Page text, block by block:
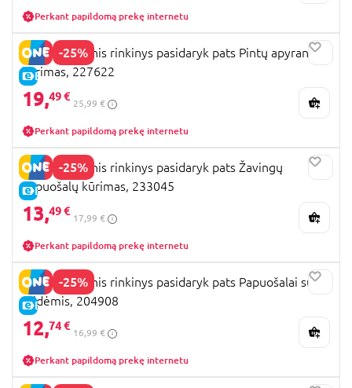
Perkant papildomą prekę internetu
-25%
E-KAINA
STMT kūrybinis rinkinys pasidaryk pats Pintų apyrankių
kūrimas, 227622
19,49 €
25,99 €
Perkant papildomą prekę internetu
-25%
E-KAINA
STMT kūrybinis rinkinys pasidaryk pats Žavingų
papuošalų kūrimas, 233045
13,49 €
17,99 €
Perkant papildomą prekę internetu
-25%
E-KAINA
STMT kūrybinis rinkinys pasidaryk pats Papuošalai su
raidėmis, 204908
12,74 €
16,99 €
Perkant papildomą prekę internetu